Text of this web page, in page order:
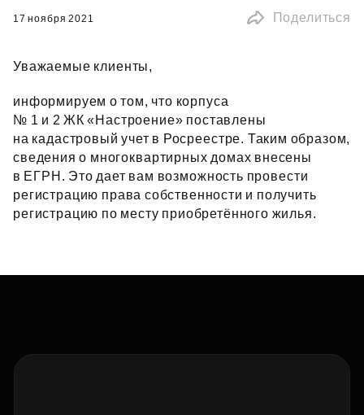
17 ноября 2021 Поделиться
Уважаемые клиенты,
информируем о том, что корпуса
№ 1 и 2 ЖК «Настроение» поставлены
на кадастровый учет в Росреестре. Таким образом,
сведения о многоквартирных домах внесены
в ЕГРН. Это дает вам возможность провести
регистрацию права собственности и получить
регистрацию по месту приобретённого жилья.